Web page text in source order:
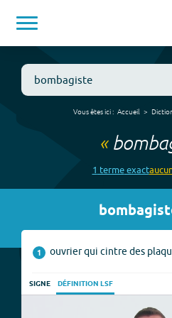
Vous êtes ici : Accueil
«
1 termeexact
1 ouvrier qui cintre des
SIGNE DÉFINITION LSF